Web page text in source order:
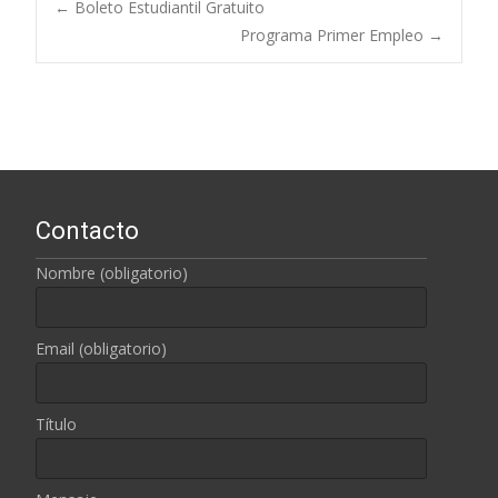
Navegación de
← Boleto Estudiantil Gratuito
Programa Primer Empleo →
Contacto
Nombre (obligatorio)
Email (obligatorio)
Título